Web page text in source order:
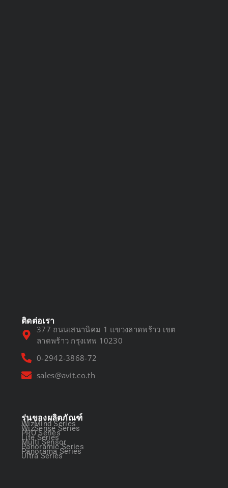
ติดต่อเรา
377 ถนนเสนานิคม 1 แขวงลาดพร้าว เขต
ลาดพร้าว กรุงเทพ 10230
0-2942-3868-72
sales@avit.co.th
รุ่นของผลิตภัณฑ์
WizMind Series
WizSense Series
PRO Series
Lite Series
Multi Sensor
Panoramic Series
Panorama Series
Ultra Series